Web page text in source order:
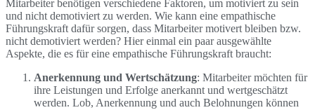
Mitarbeiter benötigen verschiedene Faktoren, um motiviert zu sein
und nicht demotiviert zu werden. Wie kann eine empathische
Führungskraft dafür sorgen, dass Mitarbeiter motivert bleiben bzw.
nicht demotiviert werden? Hier einmal ein paar ausgewählte
Aspekte, die es für eine empathische Führungskraft braucht:
Anerkennung und Wertschätzung: Mitarbeiter möchten für
ihre Leistungen und Erfolge anerkannt und wertgeschätzt
werden. Lob, Anerkennung und auch Belohnungen können